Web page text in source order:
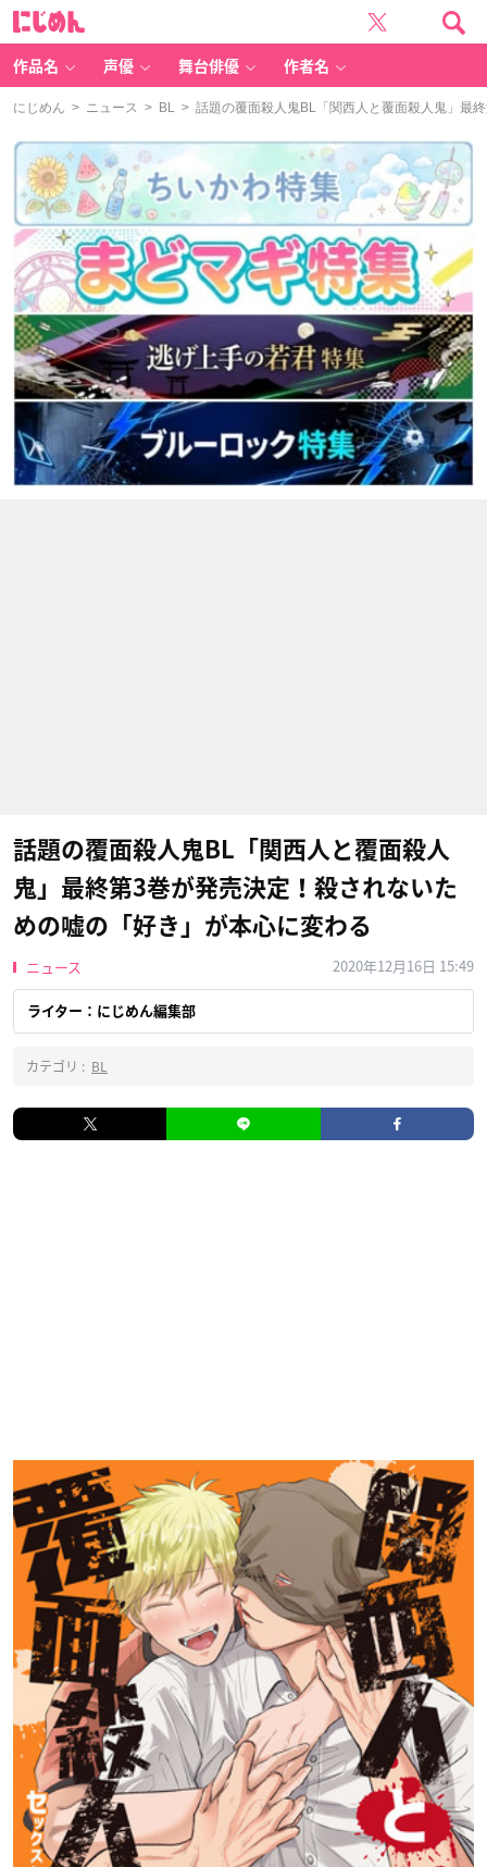
作品名 声優 舞台俳優 作者名
にじめん > ニュース > BL > 話題の覆面殺人鬼BL「関西人と覆面殺人鬼」最
話題の覆面殺人鬼BL「関西人と覆面殺人
鬼」最終第3巻が発売決定！殺されないた
めの嘘の「好き」が本心に変わる
ニュース 2020年12月16日 15:49
ライター：にじめん編集部
カテゴリ : BL